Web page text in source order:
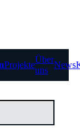
Projekte
Über
uns
News